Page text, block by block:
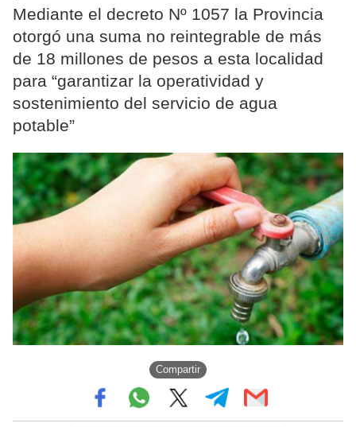
Mediante el decreto Nº 1057 la Provincia
otorgó una suma no reintegrable de más
de 18 millones de pesos a esta localidad
para “garantizar la operatividad y
sostenimiento del servicio de agua
potable”
Compartir